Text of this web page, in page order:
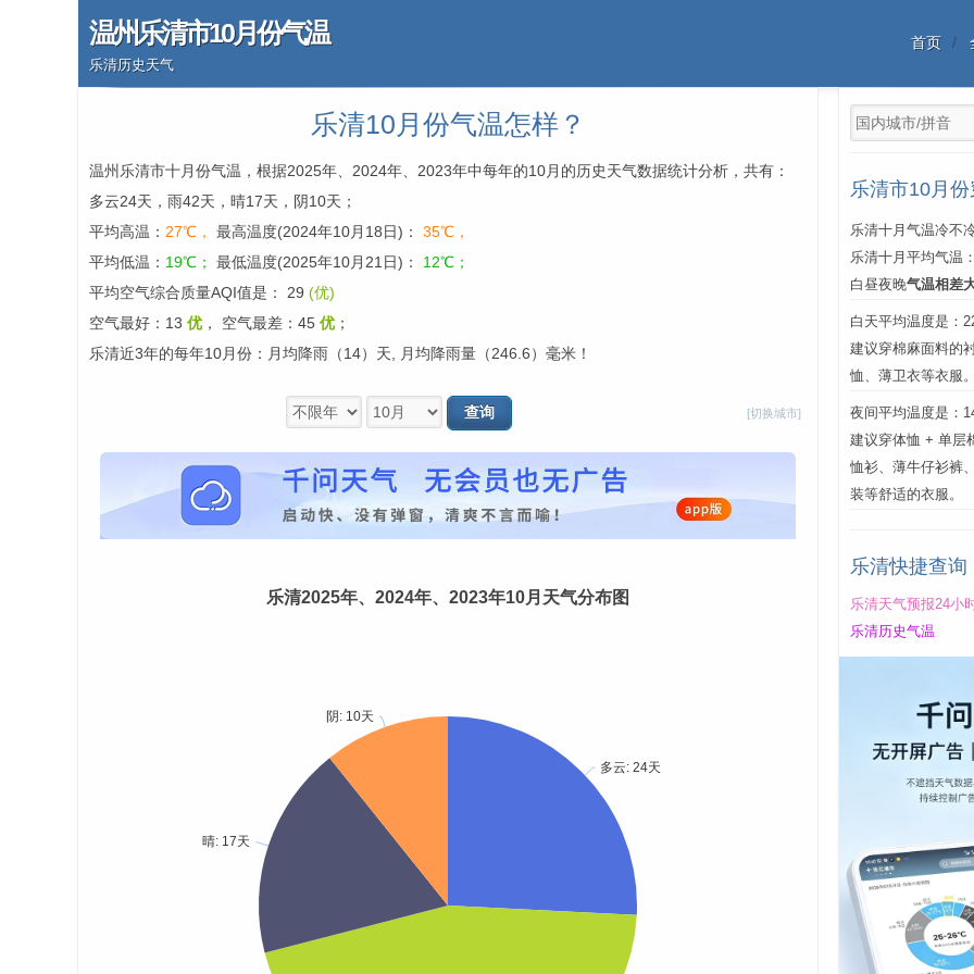
温州乐清市10月份气温
乐清历史天气
首页
乐清10月份气温怎样？
温州乐清市十月份气温，根据2025年、2024年、2023年中每年的10月的历史天气数据统计分析，共有：
多云24天，雨42天，晴17天，阴10天；
平均高温： 27℃， 最高温度(2024年10月18日)： 35℃，
平均低温： 19℃； 最低温度(2025年10月21日)： 12℃；
平均空气综合质量AQI值是： 29 (优)
空气最好：13 优， 空气最差：45 优；
乐清近3年的每年10月份：月均降雨（14）天, 月均降雨量（246.6）毫米！
[切换城市]
乐清2025年、2024年、2023年10月天气分布图
乐清市10月
乐清十月气温冷不
乐清十月平均气温
白昼夜晚气温相差
白天平均温度是：
建议穿棉麻面料的
恤、薄卫衣等衣服
夜间平均温度是：
建议穿体恤 + 单层
恤衫、薄牛仔衫裤
装等舒适的衣服。
乐清快捷查询
乐清天气预报24小
乐清历史气温